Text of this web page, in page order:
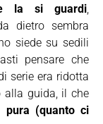
la si guardi
dietro sembra
siede su sedili
pensare che
serie era ridotta
alla guida, il che
pura (quanto ci